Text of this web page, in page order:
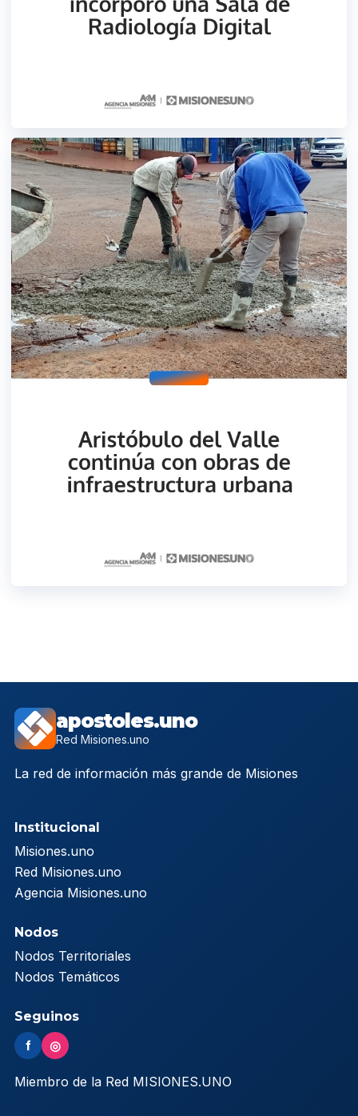
apostoles.uno
Red Misiones.uno
La red de información más grande de Misiones
Institucional
Misiones.uno
Red Misiones.uno
Agencia Misiones.uno
Nodos
Nodos Territoriales
Nodos Temáticos
Seguinos
f ◎
Miembro de la Red MISIONES.UNO